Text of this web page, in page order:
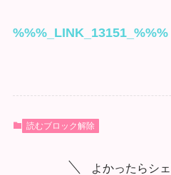
%%%_LINK_13151_%%%
読むブロック解除
よかったらシ